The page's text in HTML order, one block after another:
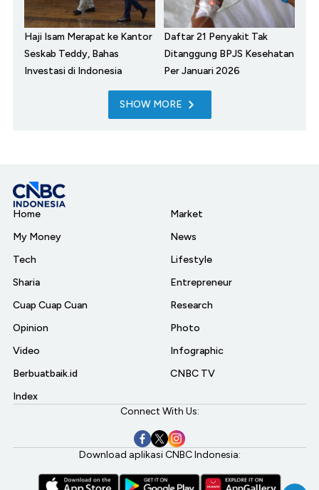
Haji Isam Merapat ke Kantor
Seskab Teddy, Bahas
Investasi di Indonesia
Daftar 21 Penyakit Tak
Ditanggung BPJS Kesehatan
Per Januari 2026
SHOW MORE
Home
My Money
Tech
Sharia
Cuap Cuap Cuan
Opinion
Video
Berbuatbaik.id
Index
Market
News
Lifestyle
Entrepreneur
Research
Photo
Infographic
CNBC TV
Connect With Us:
Download aplikasi CNBC Indonesia: